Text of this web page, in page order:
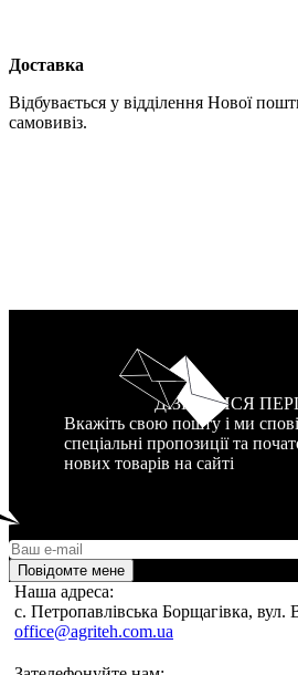
Доставка
Відбувається у відділення Нової
самовивіз.
ДІЗНАТИСЯ
Вкажіть свою пошту і ми
спеціальні пропозиції та
нових товарів на сайті
Повідомте мене
Наша адреса:
c. Петропавлівська Борщагівка,
office@agriteh.com.ua